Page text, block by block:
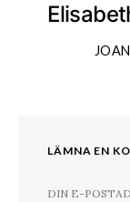
LÄMNA EN
DIN E-